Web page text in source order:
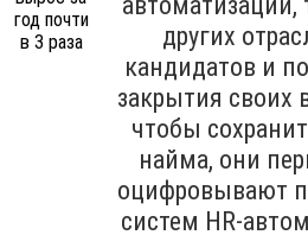
других
кандидатов и
закрытия своих
чтобы
найма, они
оцифровывают
систем HR-